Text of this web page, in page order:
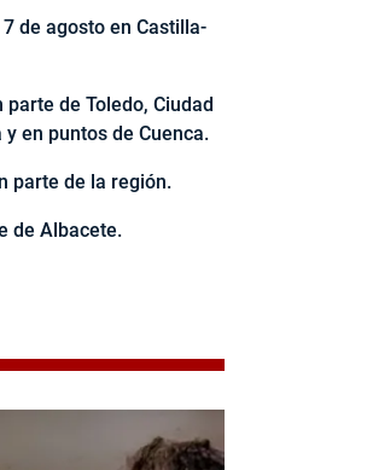
7 de agosto en Castilla-
parte de Toledo, Ciudad
y en puntos de Cuenca.
parte de la región.
de Albacete.